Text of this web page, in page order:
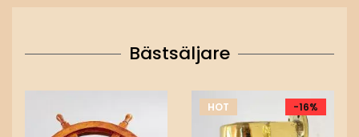
Bästsäljare
HOT -16%